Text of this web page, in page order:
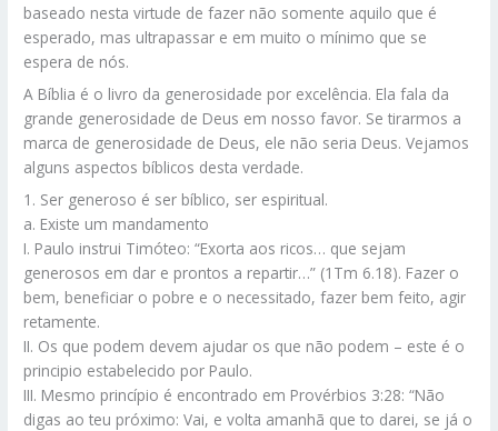
baseado nesta virtude de fazer não somente aquilo que é
esperado, mas ultrapassar e em muito o mínimo que se
espera de nós.
A Bíblia é o livro da generosidade por excelência. Ela fala da
grande generosidade de Deus em nosso favor. Se tirarmos a
marca de generosidade de Deus, ele não seria Deus. Vejamos
alguns aspectos bíblicos desta verdade.
1. Ser generoso é ser bíblico, ser espiritual.
a. Existe um mandamento
I. Paulo instrui Timóteo: “Exorta aos ricos… que sejam
generosos em dar e prontos a repartir…” (1Tm 6.18). Fazer o
bem, beneficiar o pobre e o necessitado, fazer bem feito, agir
retamente.
II. Os que podem devem ajudar os que não podem – este é o
principio estabelecido por Paulo.
III. Mesmo princípio é encontrado em Provérbios 3:28: “Não
digas ao teu próximo: Vai, e volta amanhã que to darei, se já o